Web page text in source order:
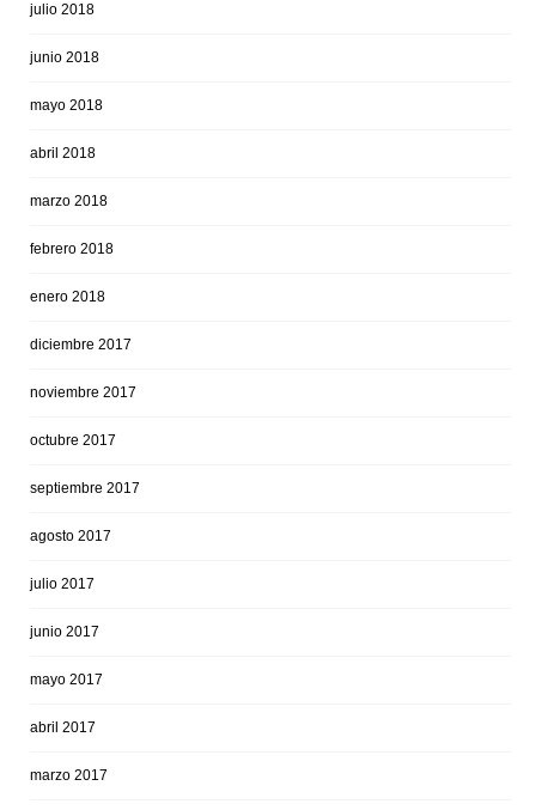
julio 2018
junio 2018
mayo 2018
abril 2018
marzo 2018
febrero 2018
enero 2018
diciembre 2017
noviembre 2017
octubre 2017
septiembre 2017
agosto 2017
julio 2017
junio 2017
mayo 2017
abril 2017
marzo 2017